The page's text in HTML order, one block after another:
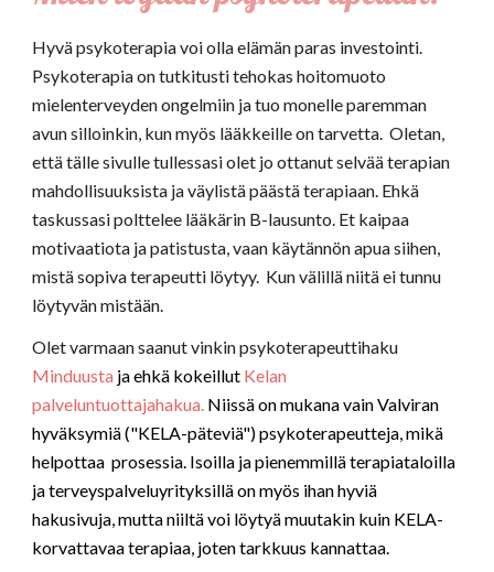
Hyvä psykoterapia voi olla elämän paras investointi.
Psykoterapia on tutkitusti tehokas hoitomuoto
mielenterveyden ongelmiin ja tuo monelle paremman
avun silloinkin, kun myös lääkkeille on tarvetta. Oletan,
että tälle sivulle tullessasi olet jo ottanut selvää terapian
mahdollisuuksista ja väylistä päästä terapiaan. Ehkä
taskussasi polttelee lääkärin B-lausunto. Et kaipaa
motivaatiota ja patistusta, vaan käytännön apua siihen,
mistä sopiva terapeutti löytyy. Kun välillä niitä ei tunnu
löytyvän mistään.
Olet varmaan saanut vinkin psykoterapeuttihaku
Minduusta ja ehkä kokeillut Kelan
palveluntuottajahakua. Niissä on mukana vain Valviran
hyväksymiä ("KELA-päteviä") psykoterapeutteja, mikä
helpottaa prosessia. Isoilla ja pienemmillä terapiataloilla
ja terveyspalveluyrityksillä on myös ihan hyviä
hakusivuja, mutta niiltä voi löytyä muutakin kuin KELA-
korvattavaa terapiaa, joten tarkkuus kannattaa.